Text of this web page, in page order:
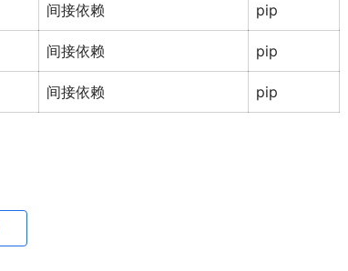
间接依赖 pip
间接依赖 pip
间接依赖 pip